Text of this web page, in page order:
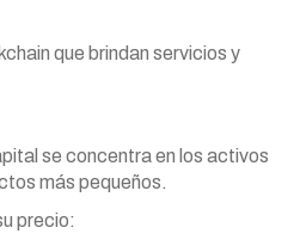
que brindan servicios y
se concentra en los activos
más pequeños.
precio: